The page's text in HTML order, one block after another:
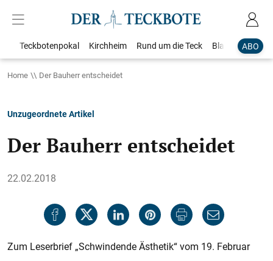
ABO
Teckbotenpokal Kirchheim Rund um die Teck Blaulicht
Home Der Bauherr entscheidet
Unzugeordnete Artikel
Der Bauherr entscheidet
22.02.2018
Zum Leserbrief „Schwindende Ästhetik“ vom 19. Februar